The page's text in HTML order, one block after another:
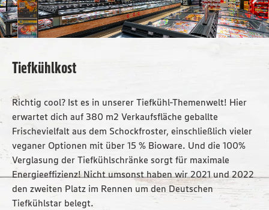
Tiefkühlkost
Richtig cool? Ist es in unserer Tiefkühl-Themenwelt! Hier
erwartet dich auf 380 m2 Verkaufsfläche geballte
Frischevielfalt aus dem Schockfroster, einschließlich vieler
veganer Optionen mit über 15 % Bioware. Und die 100%
Verglasung der Tiefkühlschränke sorgt für maximale
Energieeffizienz! Nicht umsonst haben wir 2021 und 2022
den zweiten Platz im Rennen um den Deutschen
Tiefkühlstar belegt.